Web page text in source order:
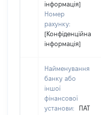
інформація]
Номер
рахунку:
[Конфіденційна
інформація]
Найменування
банку або
іншої
фінансової
установи:
ПАТ